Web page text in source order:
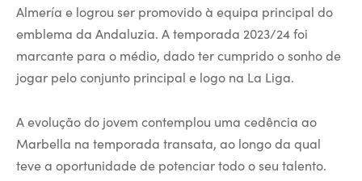
Almería e logrou ser promovido à equipa principal do
emblema da Andaluzia. A temporada 2023/24 foi
marcante para o médio, dado ter cumprido o sonho de
jogar pelo conjunto principal e logo na La Liga.
A evolução do jovem contemplou uma cedência ao
Marbella na temporada transata, ao longo da qual
teve a oportunidade de potenciar todo o seu talento.